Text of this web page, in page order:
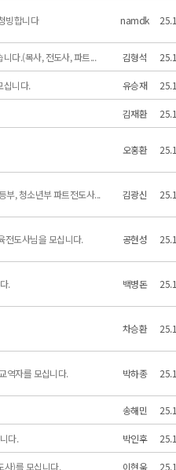
빙합니다 namdk
다.(목사, 전도사, 파트... 김형석
십니다. 유승재
김재환
오홍환
부, 청소년부 파트전도사... 김광신
전도사님을 모십니다. 공현성
. 백병돈
차승환
역자를 모십니다. 박하종
송해민
다. 박인후
사)를 모십니다. 이현욱